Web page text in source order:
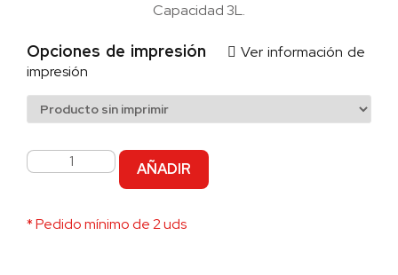
Capacidad 3L.
Opciones de impresión
Ver información de
impresión
AÑADIR
* Pedido mínimo de 2 uds